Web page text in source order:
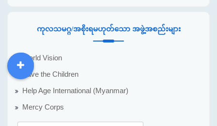
ကုလသမဂ္ဂ/အစိုးရမဟုတ်သော အဖွဲ့အစည်းများ
World Vision
Save the Children
Help Age International (Myanmar)
Mercy Corps
DDM